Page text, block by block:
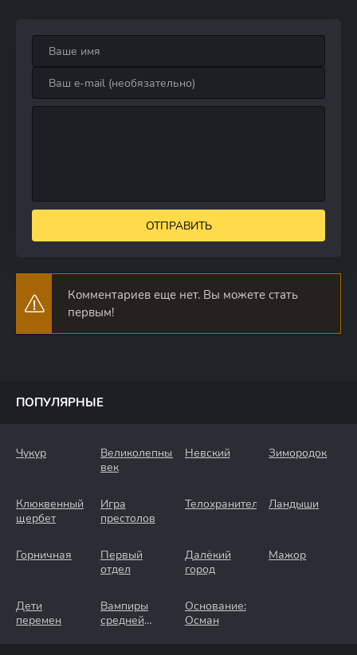
ОТПРАВИТЬ
Комментариев еще нет. Вы можете стать
первым!
ПОПУЛЯРНЫЕ
Чукур
Великолепный
век
Невский Зимородок
Клюквенный
щербет
Игра
престолов
Телохранители Ландыши
Горничная
Первый
отдел
Далёкий
город
Мажор
Дети
перемен
Вампиры
средней
Основание:
Осман